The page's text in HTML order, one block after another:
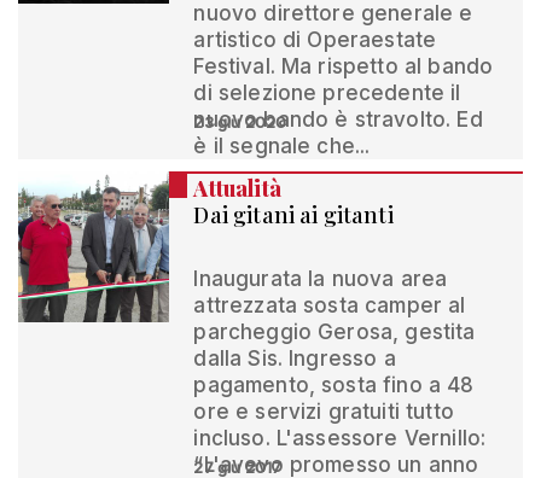
nuovo direttore generale e
artistico di Operaestate
Festival. Ma rispetto al bando
di selezione precedente il
nuovo bando è stravolto. Ed
è il segnale che...
23 giu 2020
Attualità
Dai gitani ai gitanti
Inaugurata la nuova area
attrezzata sosta camper al
parcheggio Gerosa, gestita
dalla Sis. Ingresso a
pagamento, sosta fino a 48
ore e servizi gratuiti tutto
incluso. L'assessore Vernillo:
“L'avevo promesso un anno
27 giu 2017